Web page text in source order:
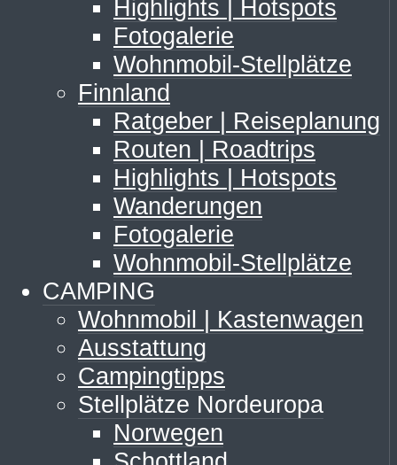
Highlights | Hotspots
Fotogalerie
Wohnmobil-Stellplätze
Finnland
Ratgeber | Reiseplanung
Routen | Roadtrips
Highlights | Hotspots
Wanderungen
Fotogalerie
Wohnmobil-Stellplätze
CAMPING
Wohnmobil | Kastenwagen
Ausstattung
Campingtipps
Stellplätze Nordeuropa
Norwegen